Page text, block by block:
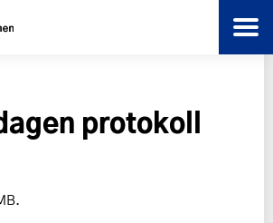
protokoll